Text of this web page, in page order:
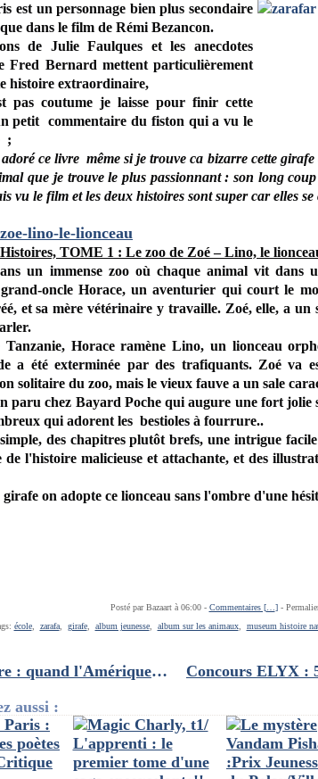
est un personnage bien plus secondaire
dans le film de Rémi Bezancon.
de Julie Faulques et les anecdotes
Fred Bernard mettent particulièrement
histoire extraordinaire,
pas coutume je laisse pour finir cette
petit commentaire du fiston qui a vu le
;
ce livre même si je trouve ca bizarre cette
que je trouve le plus passionnant : son long
vu le film et les deux histoires sont super car elles
Histoires, TOME 1 : Le zoo de Zoé – Lino, le
un immense zoo où chaque animal vit dans
oncle Horace, un aventurier qui court le
et sa mère vétérinaire y travaille.Zoé, elle, a un
Horace ramène Lino, un lionceau
a été exterminée par des trafiquants. Zoé va
solitaire du zoo, mais le vieux fauve a un sale
paru chez Bayard Poche qui augure une fort jolie
qui adorent les bestioles à fourrure..
des chapitres plutôt brefs, une intrigue
de l'histoire malicieuse et attachante, et des
on adopte ce lionceau sans l'ombre d'une
Posté par Bazaart à 06:00 - Commentaires [… ]-
école, zarafa, girafe, album jeunesse, album sur les animaux, museum histoire
Littérature : quand l'Amérique nous fait-encore rêver-
aussi :